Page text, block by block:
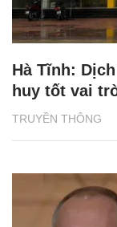
TRUYỀN THÔNG
Hà Tĩnh:
huy tốt vai